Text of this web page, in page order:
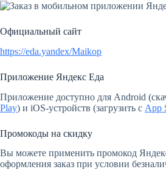
Официальный сайт
https://eda.yandex/Maikop
Приложение Яндекс Еда
Приложение доступно для Android
Play) и iOS-устройств (загрузить с App
Промокоды на скидку
Вы можете применить промокод
оформления заказ при условии